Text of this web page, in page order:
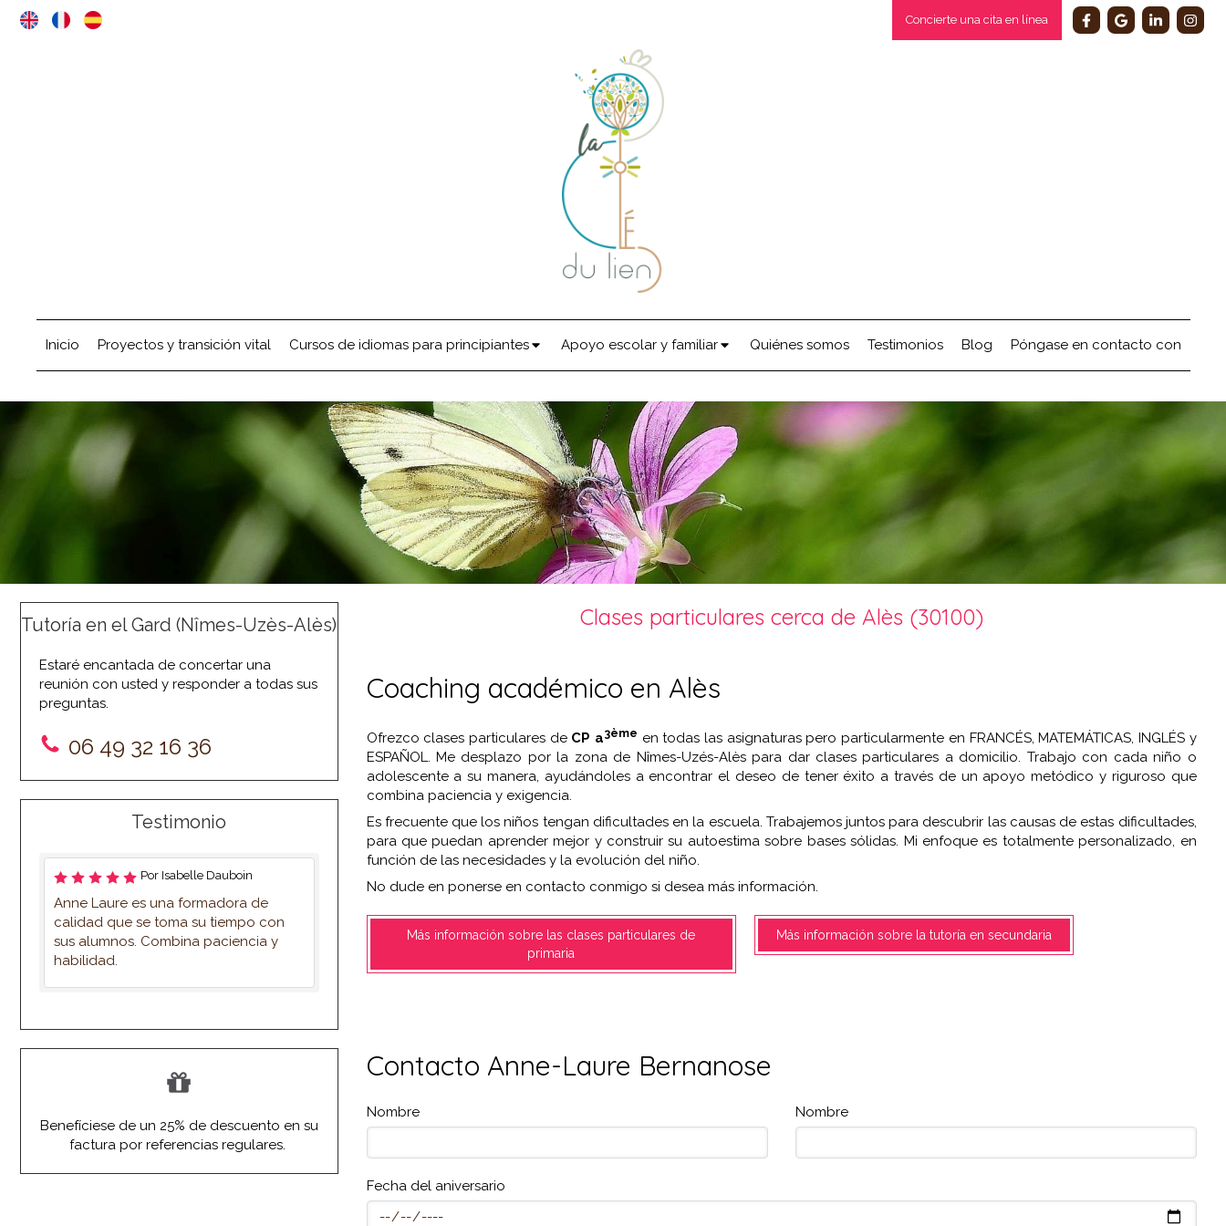
Concierte una cita en línea
Inicio Proyectos y transición vital Cursos de idiomas para principiantes Apoyo escolar y familiar Quiénes somos Testimonios Blog Póngase en contacto con
Clases particulares cerca de Alès (30100)
Coaching académico en Alès
Ofrezco clases particulares de CP a3ème en todas las asignaturas pero particularmente en FRANCÉS, MATEMÁTICAS, INGLÉS y
ESPAÑOL. Me desplazo por la zona de Nîmes-Uzés-Alès para dar clases particulares a domicilio. Trabajo con cada niño o
adolescente a su manera, ayudándoles a encontrar el deseo de tener éxito a través de un apoyo metódico y riguroso que
combina paciencia y exigencia.
Es frecuente que los niños tengan dificultades en la escuela. Trabajemos juntos para descubrir las causas de estas dificultades,
para que puedan aprender mejor y construir su autoestima sobre bases sólidas. Mi enfoque es totalmente personalizado, en
función de las necesidades y la evolución del niño.
No dude en ponerse en contacto conmigo si desea más información.
Más información sobre las clases particulares de
primaria
Más información sobre la tutoría en secundaria
Contacto Anne-Laure Bernanose
Nombre Nombre
Fecha del aniversario
Tutoría en el Gard (Nîmes-Uzès-Alès)
Estaré encantada de concertar una
reunión con usted y responder a todas sus
preguntas.
06 49 32 16 36
Testimonio
Por Isabelle Dauboin
Anne Laure es una formadora de
calidad que se toma su tiempo con
sus alumnos. Combina paciencia y
habilidad.
Benefíciese de un 25% de descuento en su
factura por referencias regulares.